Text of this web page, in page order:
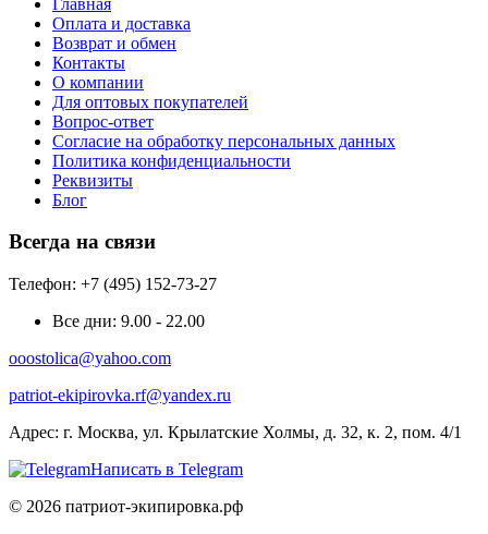
Оплата и доставка
Возврат и обмен
Контакты
О компании
Для оптовых покупателей
Вопрос-ответ
Согласие на обработку персональных данных
Политика конфиденциальности
Реквизиты
Блог
Всегда на связи
Телефон: +7 (495) 152-73-27
Все дни: 9.00 - 22.00
ooostolica@yahoo.com
patriot-ekipirovka.rf@yandex.ru
Адрес: г. Москва, ул. Крылатские Холмы, д. 32, к. 2, пом. 4/1
Написать в Telegram
© 2026 патриот-экипировка.рф